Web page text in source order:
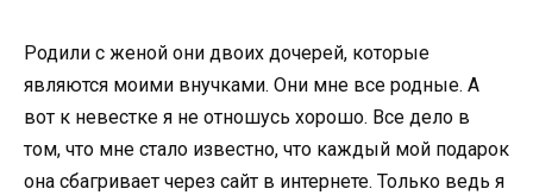
Родили с женой они двоих дочерей, которые
являются моими внучками. Они мне все родные. А
вот к невестке я не отношусь хорошо. Все дело в
том, что мне стало известно, что каждый мой подарок
она сбагривает через сайт в интернете. Только ведь я